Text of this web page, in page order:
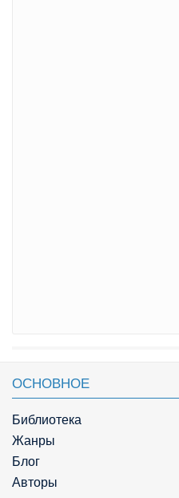
ОСНОВНОЕ
Библиотека
Жанры
Блог
Авторы